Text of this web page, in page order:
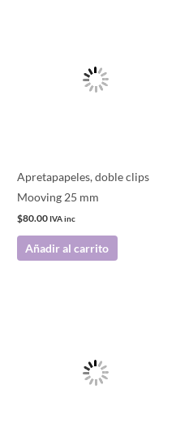
Apretapapeles, doble clips
Mooving 25 mm
$80.00 IVA inc
Añadir al carrito